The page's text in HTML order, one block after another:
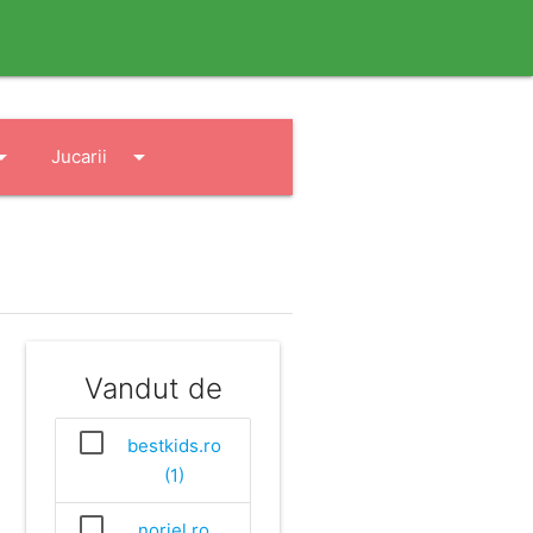
Jucarii arrow_drop_down
Vandut de
bestkids.ro
(1)